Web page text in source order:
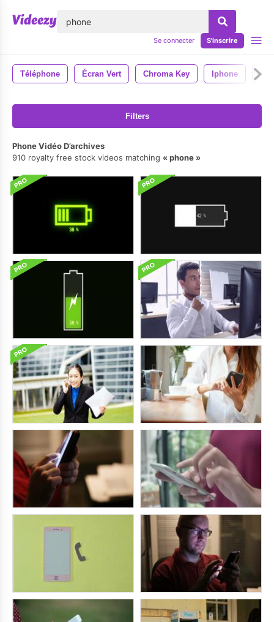
Se connecter S'inscrire
Téléphone Écran Vert Chroma Key Iphone La
Filters
Phone Vidéo D’archives
910 royalty free stock videos matching
phone